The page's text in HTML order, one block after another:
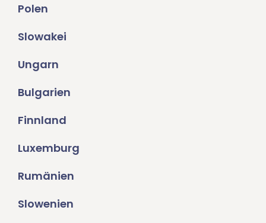
Polen
Slowakei
Ungarn
Bulgarien
Finnland
Luxemburg
Rumänien
Slowenien